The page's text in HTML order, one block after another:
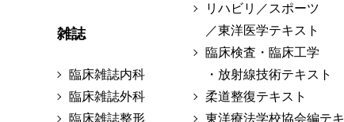
雑誌
臨床雑誌内科
臨床雑誌外科
臨床雑誌整形
リハビリ／スポーツ
／東洋医学テキスト
臨床検査・臨床工学
・放射線技術テキスト
柔道整復テキスト
東洋療法学校協会編テキ